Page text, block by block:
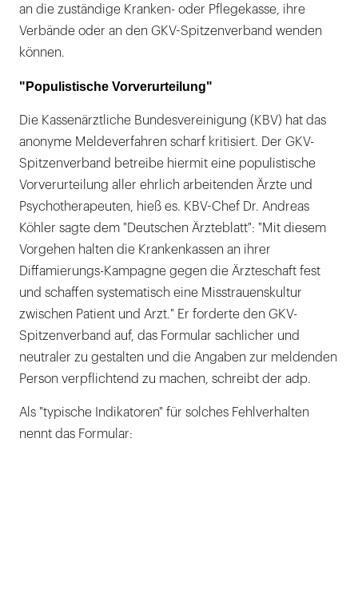
an die zuständige Kranken- oder Pflegekasse, ihre
Verbände oder an den GKV-Spitzenverband wenden
können.
"Populistische Vorverurteilung"
Die Kassenärztliche Bundesvereinigung (KBV) hat das
anonyme Meldeverfahren scharf kritisiert. Der GKV-
Spitzenverband betreibe hiermit eine populistische
Vorverurteilung aller ehrlich arbeitenden Ärzte und
Psychotherapeuten, hieß es. KBV-Chef Dr. Andreas
Köhler sagte dem "Deutschen Ärzteblatt": "Mit diesem
Vorgehen halten die Krankenkassen an ihrer
Diffamierungs-Kampagne gegen die Ärzteschaft fest
und schaffen systematisch eine Misstrauenskultur
zwischen Patient und Arzt." Er forderte den GKV-
Spitzenverband auf, das Formular sachlicher und
neutraler zu gestalten und die Angaben zur meldenden
Person verpflichtend zu machen, schreibt der adp.
Als "typische Indikatoren" für solches Fehlverhalten
nennt das Formular: